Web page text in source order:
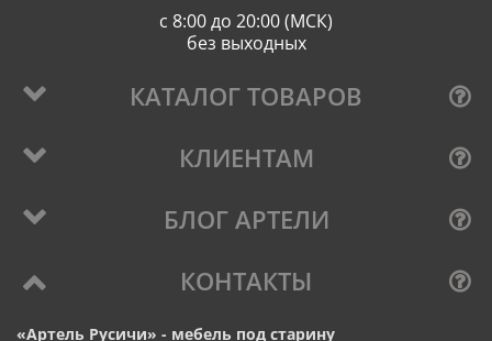
с 8:00 до 20:00 (МСК)
без выходных
КАТАЛОГ ТОВАРОВ
КЛИЕНТАМ
БЛОГ АРТЕЛИ
КОНТАКТЫ
«Артель Русичи» - мебель под старину